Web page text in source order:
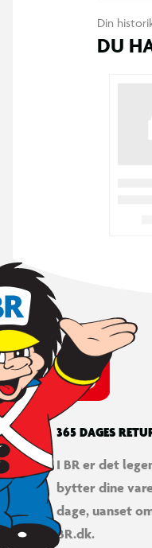
Din
DU
365 DAGES
I BR er det
bytter dine
dage, uanset
BR.dk.